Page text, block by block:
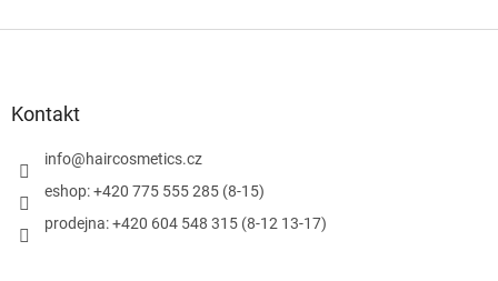
Kontakt
info@haircosmetics.cz
eshop: +420 775 555 285 (8-15)
prodejna: +420 604 548 315 (8-12 13-17)